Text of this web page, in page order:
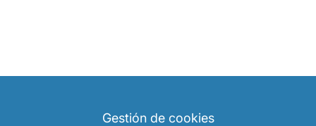
Gestión de cookies